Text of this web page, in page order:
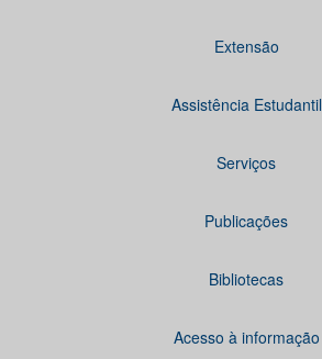
Extensão
Assistência Estudantil
Serviços
Publicações
Bibliotecas
Acesso à informação